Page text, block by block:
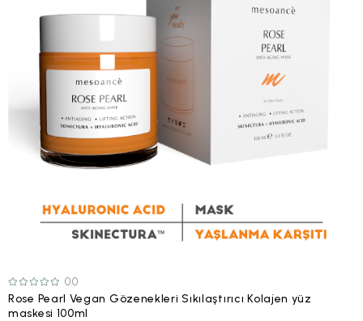
0.0
Rose Pearl Vegan Gözenekleri Sıkılaştırıcı Kolajen yüz
maskesi 100ml